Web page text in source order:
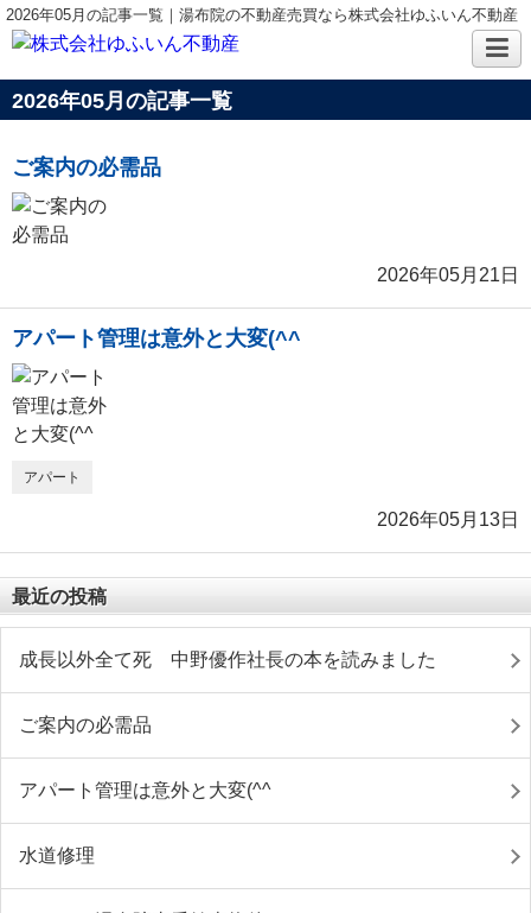
2026年05月の記事一覧｜湯布院の不動産売買なら株式会社ゆふいん不動産
2026年05月の記事一覧
ご案内の必需品
2026年05月21日
アパート管理は意外と大変(^^ゞ
アパート
2026年05月13日
最近の投稿
成長以外全て死 中野優作社長の本を読みました
ご案内の必需品
アパート管理は意外と大変(^^ゞ
水道修理